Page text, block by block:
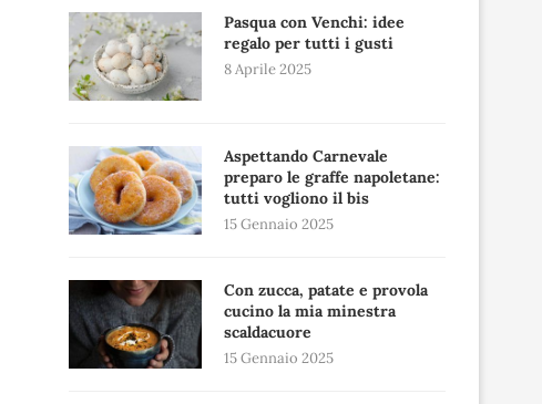
Pasqua con Venchi: idee
regalo per tutti i gusti
8 Aprile 2025
Aspettando Carnevale
preparo le graffe napoletane:
tutti vogliono il bis
15 Gennaio 2025
Con zucca, patate e provola
cucino la mia minestra
scaldacuore
15 Gennaio 2025